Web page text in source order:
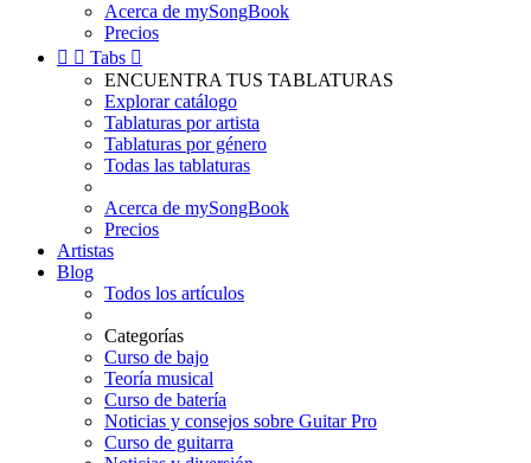
Acerca de mySongBook
Precios
  Tabs 
ENCUENTRA TUS TABLATURAS
Explorar catálogo
Tablaturas por artista
Tablaturas por género
Todas las tablaturas
Acerca de mySongBook
Precios
Artistas
Blog
Todos los artículos
Categorías
Curso de bajo
Teoría musical
Curso de batería
Noticias y consejos sobre Guitar Pro
Curso de guitarra